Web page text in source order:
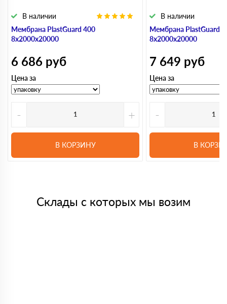
Мембрана PlastGuard 400
8х2000х20000
В наличии
6 686 руб
Цена за
- +
В КОРЗИНУ
Мембрана PlastGuard
8х2000х20000
В наличии
7 649 руб
Цена за
-
В
Склады с которых мы возим